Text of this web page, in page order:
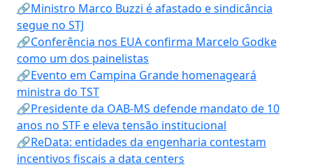
🔗Ministro Marco Buzzi é afastado e sindicância
segue no STJ
🔗Conferência nos EUA confirma Marcelo Godke
como um dos painelistas
🔗Evento em Campina Grande homenageará
ministra do TST
🔗Presidente da OAB-MS defende mandato de 10
anos no STF e eleva tensão institucional
🔗ReData: entidades da engenharia contestam
incentivos fiscais a data centers